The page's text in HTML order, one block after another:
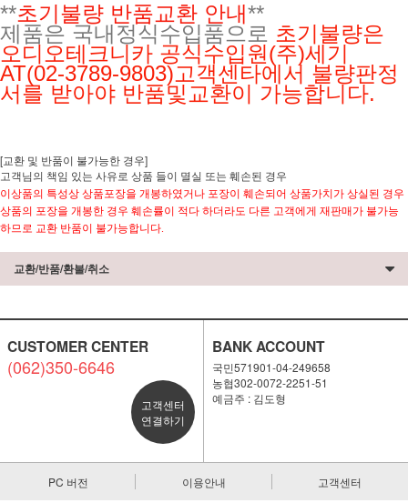
**초기불량 반품교환 안내**
제품은 국내정식수입품으로 초기불량은
오디오테크니카 공식수입원(주)세기
AT(02-3789-9803)고객센타에서 불량판정
서를 받아야 반품및교환이 가능합니다.
[교환 및 반품이 불가능한 경우]
고객님의 책임 있는 사유로 상품 들이 멸실 또는 훼손된 경우
이상품의 특성상 상품포장을 개봉하였거나 포장이 훼손되어 상품가치가 상실된 경우
상품의 포장을 개봉한 경우 훼손률이 적다 하더라도 다른 고객에게 재판매가 불가능
하므로 교환 반품이 불가능합니다.
교환/반품/환불/취소
CUSTOMER CENTER
(062)350-6646
고객센터
연결하기
BANK ACCOUNT
국민571901-04-249658
농협302-0072-2251-51
예금주 : 김도형
PC 버전 이용안내 고객센터